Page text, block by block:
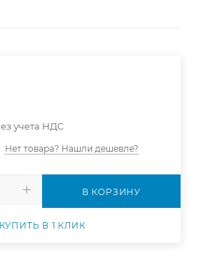
учета НДС
Нет товара? Нашли дешевле?
В КОРЗИНУ
КУПИТЬ В 1 КЛИК